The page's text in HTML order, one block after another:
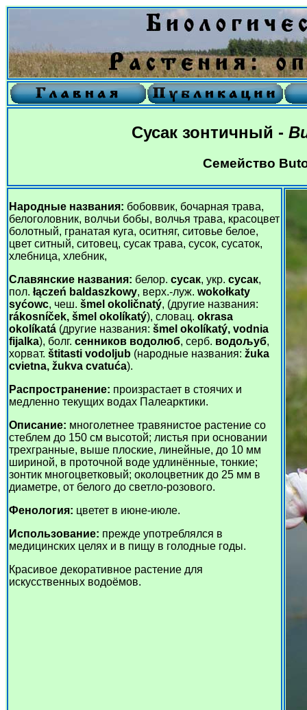
Сусак зонтичный -
Семейство
Народные названия: бобоввик, бочарная трава,
белоголовник, волчьи бобы, волчья трава, красоцвет
болотный, гранатая куга, оситняг, ситовье белое,
цвет ситный, ситовец, сусак трава, сусок, сусаток,
хлебница, хлебник,
Славянские названия: белор. сусак, укр. сусак,
пол. łączeń baldaszkowy, верх.-луж. wokołkaty
syćowc, чеш. šmel okoličnatý, (другие названия:
rákosníček, šmel okolíkatý), словац. okrasa
okolíkatá (другие названия: šmel okolíkatý, vodnia
fijalka), болг. сенников водолюб, серб. водољуб,
хорват. štitasti vodoljub (народные названия: žuka
cvietna, žukva cvatuća).
Распространение: произрастает в стоячих и
медленно текущих водах Палеарктики.
Описание: многолетнее травянистое растение со
стеблем до 150 см высотой; листья при основании
трехгранные, выше плоские, линейные, до 10 мм
шириной, в проточной воде удлинённые, тонкие;
зонтик многоцветковый; околоцветник до 25 мм в
диаметре, от белого до светло-розового.
Фенология: цветет в июне-июле.
Использование: прежде употреблялся в
медицинских целях и в пищу в голодные годы.
Красивое декоративное растение для
искусственных водоёмов.